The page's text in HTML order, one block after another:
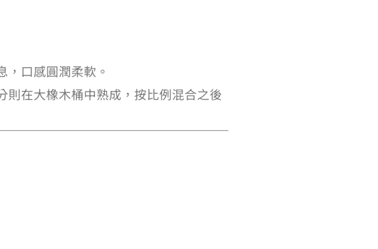
，口感圓潤柔軟。
則在大橡木桶中熟成，按比例混合之後